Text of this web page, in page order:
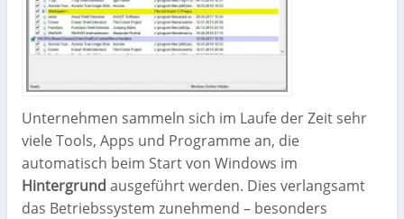
Unternehmen sammeln sich im Laufe der Zeit sehr
viele Tools, Apps und Programme an, die
automatisch beim Start von Windows im
Hintergrund ausgeführt werden. Dies verlangsamt
das Betriebssystem zunehmend – besonders